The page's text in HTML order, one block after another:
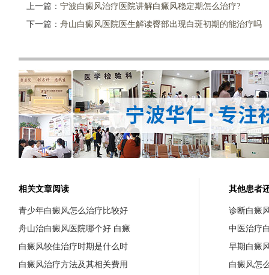
上一篇： 宁波白癜风治疗医院讲解白癜风稳定期怎么治疗?
下一篇： 舟山白癜风医院医生解读臀部出现白斑初期的能治疗吗
相关文章阅读
青少年白癜风怎么治疗比较好
舟山治白癜风医院哪个好 白癜
白癜风较佳治疗时期是什么时
白癜风治疗方法及其相关费用
其他患者
诊断白癜
中医治疗
早期白癜
白癜风怎